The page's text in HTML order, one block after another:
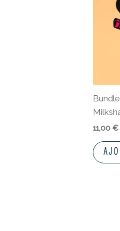
11,00€